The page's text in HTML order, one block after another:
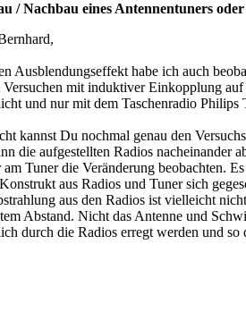
/ Nachbau eines Antennentuners
Ausblendungseffekt habe ich auch
Versuchen mit induktiver Einkopplung
und nur mit dem Taschenradio Philips
kannst Du nochmal genau den
die aufgestellten Radios nacheinander
Tuner die Veränderung beobachten.
aus Radios und Tuner sich
aus den Radios ist vielleicht
Abstand. Nicht das Antenne und
durch die Radios erregt werden und so